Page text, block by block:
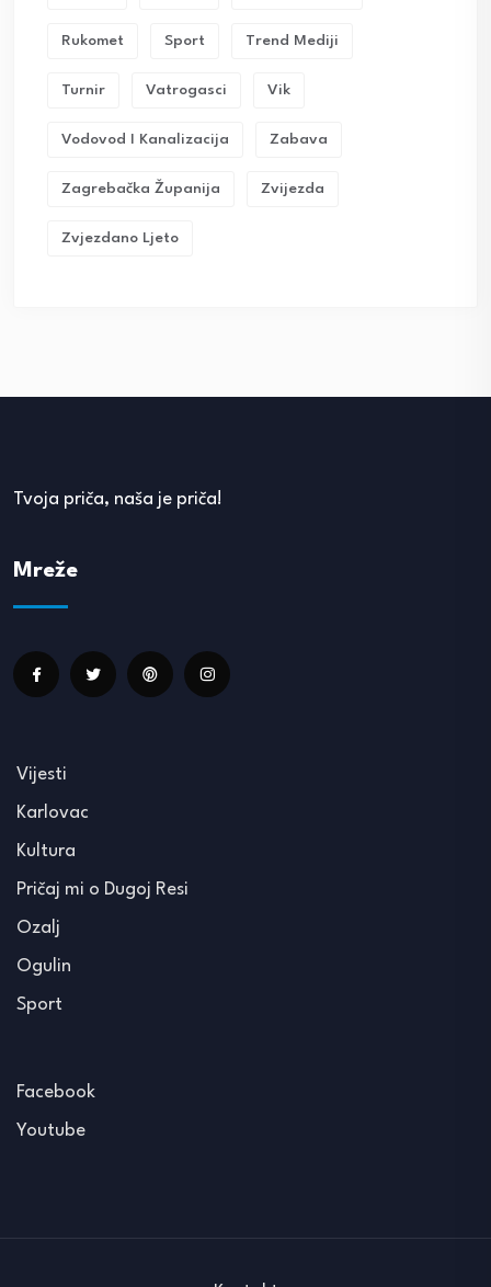
Rukomet Sport Trend Mediji
Turnir Vatrogasci Vik
Vodovod I Kanalizacija Zabava
Zagrebačka Županija Zvijezda
Zvjezdano Ljeto
Tvoja priča, naša je priča!
Mreže
Vijesti
Karlovac
Kultura
Pričaj mi o Dugoj Resi
Ozalj
Ogulin
Sport
Facebook
Youtube